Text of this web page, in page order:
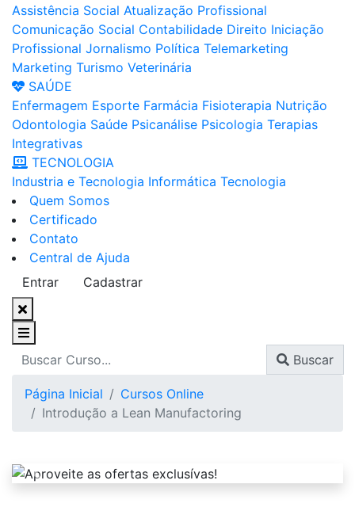
Assistência Social Atualização Profissional
Comunicação Social Contabilidade Direito Iniciação
Profissional Jornalismo Política Telemarketing
Marketing Turismo Veterinária
SAÚDE
Enfermagem Esporte Farmácia Fisioterapia Nutrição
Odontologia Saúde Psicanálise Psicologia Terapias
Integrativas
TECNOLOGIA
Industria e Tecnologia Informática Tecnologia
Quem Somos
Certificado
Contato
Central de Ajuda
Entrar
Cadastrar
Buscar
Página Inicial
Cursos Online
Introdução a Lean Manufactoring